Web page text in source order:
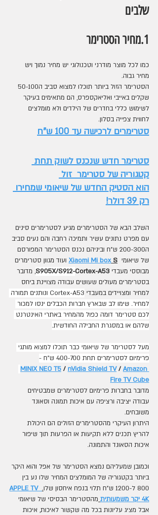
שלבים
1.מחיר הסטרימר
כמו לכל מוצר מודרני וטכנולוגי יש מחיר נמוך ויש
מחיר גבוה.
שקלים באייבי ואליאקספרס, הם מתאימים בעיקר
לשימוש כללי בחדרים של הילדים ולא מומלצים
לחווית צפייה בסלון.
סטרימרים לרכישה עד 100 ש"ח
סטרימר חדש שנכנס לשוק תחת
קטגוריה של סטרימר זול
הוא הסטיק החדש של שיאומי שמחירו
רק 39 דולר!
השלב הבא של הסטרימרים מגיע לסטרימרים סינים
עם מפרט נתונים עשיר ותמיכה רחבה והם נעים סביב
ה200-300 ש"ח וביניהם נכנס הסטרימר המפורסם
של שיאומי
Xiaomi Mi box S
ועוד מגוון סטרימרים
מבוססי מעבדי
S905X/S912-Cortex-A53
, מדובר
בסטרימרים מעולים שעושים עבודה מצויינת ביחס
למחיר ומצויידים במעבדי
Cortex-A53 ונותנים תמורה
למחיר. שימו לב שבארץ חברות הכבלים ינסו למכור
לכם סטרימר דומה כפול מהמחיר באתרי האינטרנט
שלהם או במסגרת החבילה החודשית.
מעל לסטרימר של שיאומי כבר תוכלו למצוא מותגי
פרימיום לסטרימרים תחת 400-700 ש"ח -
MINIX NEO T5 / nVidia Shield TV / Amazon
Fire TV Cube
מדובר בחברות פרימיום לסטרימרים שמבטיחים
עבודה יציבה ורציפה עם איכות תמונה וסאונד
משובחים.
היתרון העיקרי מהסטרימרים הזולים הם היכולת
להריץ תכנים ללא תקיעות או הפרעות תוך שיפור
איכות הסאונד והתמונה.
וכמובן שמעליהם נמצא הסטרימר של אפל והוא היקר
ביותר בקטגוריה של המומלצים המחיר שלו נע בין
800 ל-1200 ש"ח תלוי בנפח איחסון שלו
.
APPLE TV
4K יקר משמעותית
מהסטרימר הבסיסי של שיאומי
אבל מציג עליונות בכל מה שקשור לאיכות, איכות